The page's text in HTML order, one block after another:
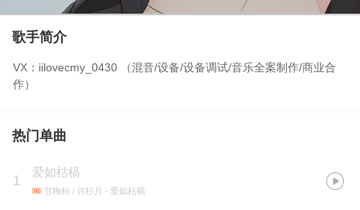
歌手简介
VX：iilovecmy_0430 （混音/设备/设备调试/音乐全案制作/商业合
作）
热门单曲
1
爱如枯槁
甘梅粉 / 许杉月 - 爱如枯槁